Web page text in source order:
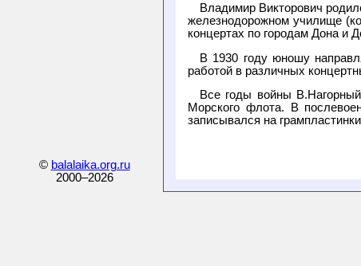
Владимир Викторович
железнодорожном училище
концертах по городам Дона и
В 1930 году юношу
работой в различных
Все годы войны
Морского флота. В
записывался на
© balalaika.org.ru
2000–2026